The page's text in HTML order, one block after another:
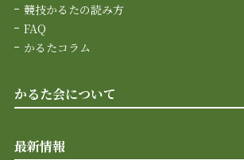
競技かるたの読み方
FAQ
かるたコラム
かるた会について
最新情報